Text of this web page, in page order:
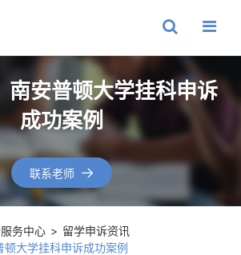
南安普顿大学挂科申诉
成功案例
联系老师 
务中心
留学申诉资讯
顿大学挂科申诉成功案例